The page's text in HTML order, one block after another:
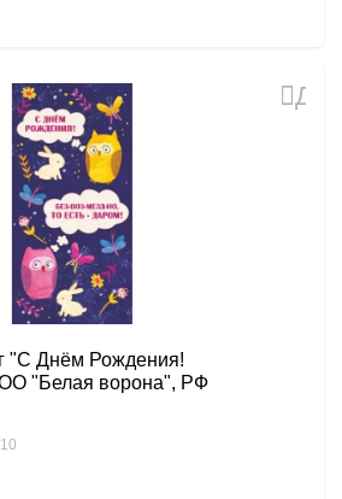
"С Днём Рождения!
"Белая ворона", РФ